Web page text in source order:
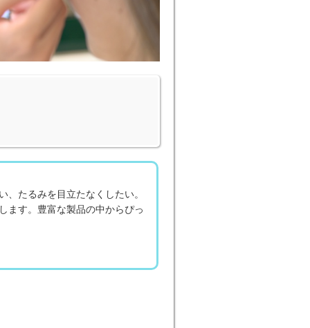
たるみを目立たなくしたい。
ます。豊富な製品の中からぴっ